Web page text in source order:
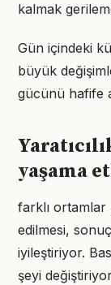
kalmak
Gün içindeki
büyük
gücünü hafife
yaşama
farklı ortamlar
edilmesi,
iyileştiriyor.
şeyi